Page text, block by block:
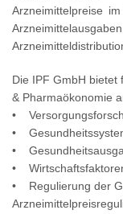
Arzneimittelpreise
Die IPF GmbH bietet
& Pharmaökonomie
•
•
•
•
• Regulierung der